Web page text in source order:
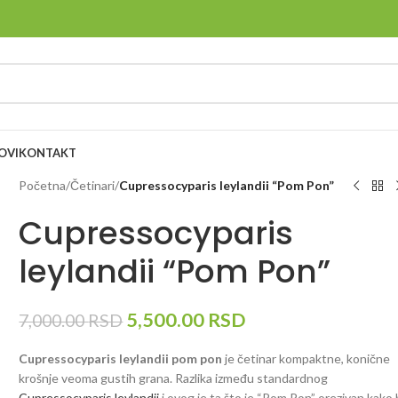
KONTAKT
Početna/Četinari/Cupressocyparis leylandii “Pom Pon”
Cupressocyparis
leylandii “Pom Pon”
7,000.00RSD5,500.00 RSD
Cupressocyparis leylandii pom pon je četinar kompaktne, konične
krošnje veoma gustih grana. Razlika između standardnog